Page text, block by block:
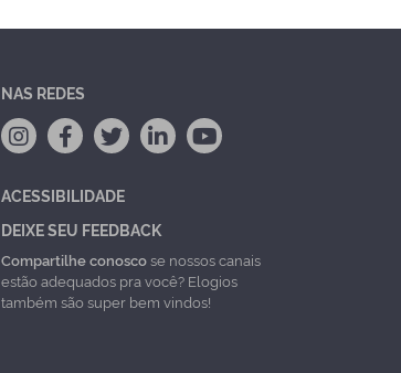
NAS REDES
ACESSIBILIDADE
DEIXE SEU FEEDBACK
Compartilhe conoscose nossos canais
estão adequados pra você? Elogios
também são super bem vindos!